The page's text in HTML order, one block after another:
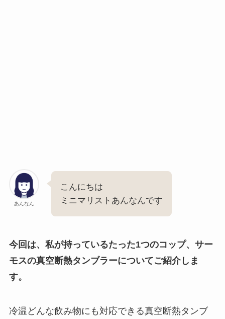
あんなん
こんにちは
ミニマリストあんなんです
今回は、私が持っているたった1つのコップ、サー
モスの真空断熱タンブラーについてご紹介しま
す。
冷温どんな飲み物にも対応できる真空断熱タンブ